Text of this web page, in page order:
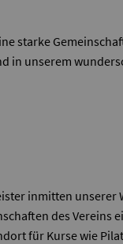
starke
in unserem
inmitten unserer
des Vereins
für Kurse wie